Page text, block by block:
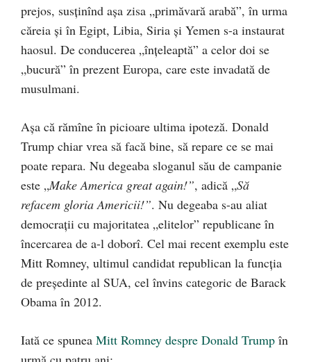
prejos, susținînd așa zisa „primăvară arabă”, în urma
căreia și în Egipt, Libia, Siria și Yemen s-a instaurat
haosul. De conducerea „înțeleaptă” a celor doi se
„bucură” în prezent Europa, care este invadată de
musulmani.
Așa că rămîne în picioare ultima ipoteză. Donald
Trump chiar vrea să facă bine, să repare ce se mai
poate repara. Nu degeaba sloganul său de campanie
este „Make America great again!”, adică „Să
refacem gloria Americii!”. Nu degeaba s-au aliat
democrații cu majoritatea „elitelor” republicane în
încercarea de a-l doborî. Cel mai recent exemplu este
Mitt Romney, ultimul candidat republican la funcția
de președinte al SUA, cel învins categoric de Barack
Obama în 2012.
Iată ce spunea Mitt Romney despre Donald Trump în